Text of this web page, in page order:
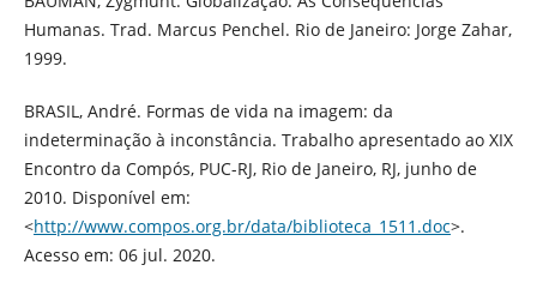
Humanas. Trad. Marcus Penchel. Rio de Janeiro: Jorge Zahar,
1999.
BRASIL, André. Formas de vida na imagem: da
indeterminação à inconstância. Trabalho apresentado ao XIX
Encontro da Compós, PUC-RJ, Rio de Janeiro, RJ, junho de
2010. Disponível em:
<http://www.compos.org.br/data/biblioteca_1511.doc>.
Acesso em: 06 jul. 2020.